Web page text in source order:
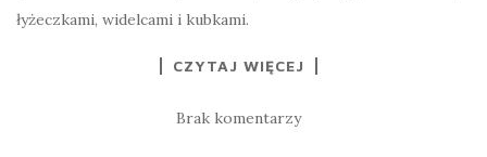
łyżeczkami, widelcami i kubkami.
CZYTAJ WIĘCEJ
Brak komentarzy